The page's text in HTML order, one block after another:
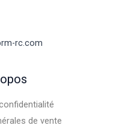
rc.com
de vente